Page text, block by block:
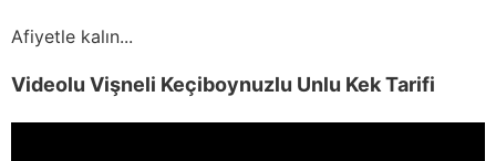
Afiyetle kalın...
Videolu Vişneli Keçiboynuzlu Unlu Kek Tarifi